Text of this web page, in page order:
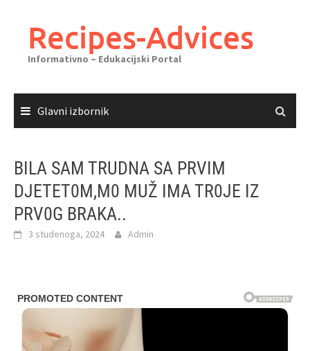
sadržajaRecipes-Advices
Informativno – Edukacijski Portal
Glavni izbornik
BILA SAM TRUDNA SA PRVIM
DJETET0M,M0 MUŽ IMA TR0JE IZ
PRV0G BRAKA..
3 studenoga, 2024 Admin